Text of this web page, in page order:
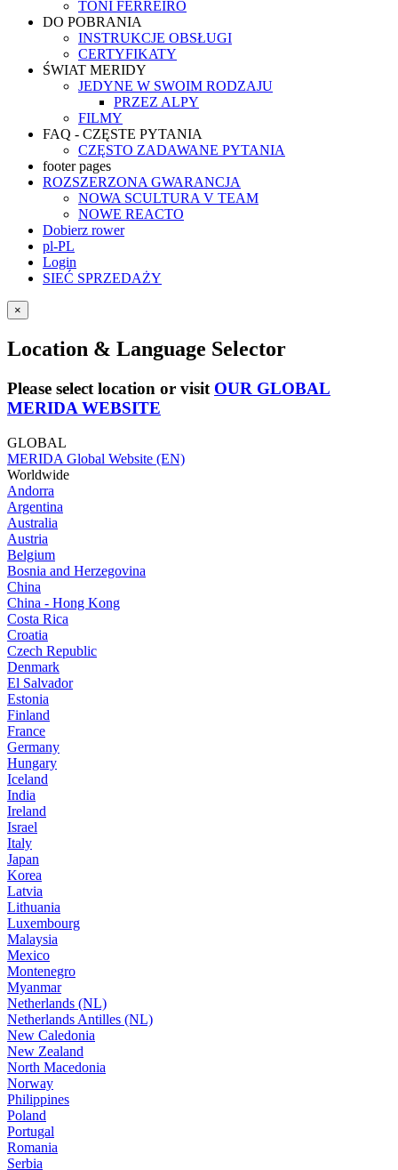
TONI FERREIRO
DO POBRANIA
INSTRUKCJE OBSŁUGI
CERTYFIKATY
ŚWIAT MERIDY
JEDYNE W SWOIM RODZAJU
PRZEZ ALPY
FILMY
FAQ - CZĘSTE PYTANIA
CZĘSTO ZADAWANE PYTANIA
footer pages
ROZSZERZONA GWARANCJA
NOWA SCULTURA V TEAM
NOWE REACTO
Dobierz rower
pl-PL
Login
SIEĆ SPRZEDAŻY
×
Location & Language Selector
Please select location or visit OUR GLOBAL
MERIDA WEBSITE
GLOBAL
MERIDA Global Website (EN)
Worldwide
Andorra
Argentina
Australia
Austria
Belgium
Bosnia and Herzegovina
China
China - Hong Kong
Costa Rica
Croatia
Czech Republic
Denmark
El Salvador
Estonia
Finland
France
Germany
Hungary
Iceland
India
Ireland
Israel
Italy
Japan
Korea
Latvia
Lithuania
Luxembourg
Malaysia
Mexico
Montenegro
Myanmar
Netherlands (NL)
Netherlands Antilles (NL)
New Caledonia
New Zealand
North Macedonia
Norway
Philippines
Poland
Portugal
Romania
Serbia